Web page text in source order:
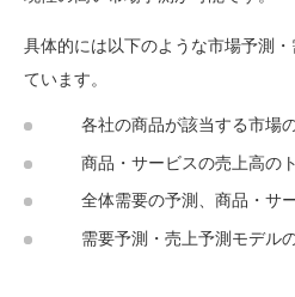
具体的には以下のような市場予測
ています。
各社の商品が該当する市場
商品・サービスの売上高の
全体需要の予測、商品・サ
需要予測・売上予測モデル